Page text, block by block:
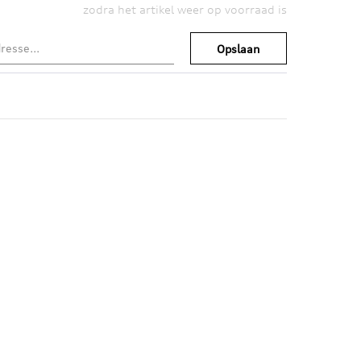
zodra het artikel weer op voorraad is
Opslaan